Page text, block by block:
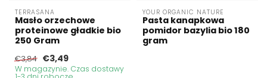
TERRASANA
Masło orzechowe
proteinowe gładkie bio
250 Gram
€3,84 €3,49
W magazynie. Czas dostawy
YOUR ORGANIC NATURE
Pasta kanapkowa
pomidor bazylia bio 180
gram